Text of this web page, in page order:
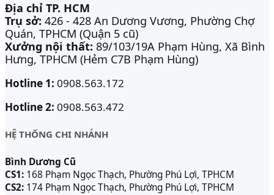
Địa chỉ TP. HCM
Trụ sở: 426 - 428 An Dương Vương, Phường Chợ
Quán, TPHCM (Quận 5 cũ)
Xưởng nội thất: 89/103/19A Phạm Hùng, Xã Bình
Hưng, TPHCM (Hẻm C7B Phạm Hùng)
Hotline 1: 0908.563.172
Hotline 2: 0908.563.472
HỆ THỐNG CHI NHÁNH
Bình Dương Cũ
CS1: 168 Phạm Ngọc Thạch, Phường Phú Lợi, TPHCM
CS2: 174 Phạm Ngọc Thạch, Phường Phú Lợi, TPHCM